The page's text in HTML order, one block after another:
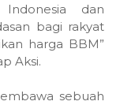
dan
bagi rakyat
harga BBM”
Aksi.
sebuah